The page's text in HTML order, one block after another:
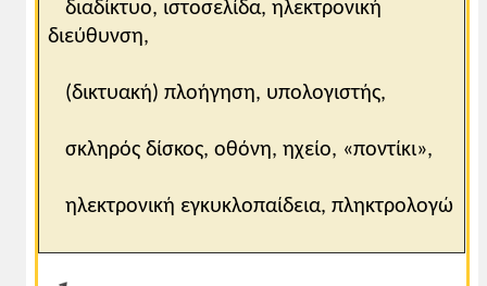
διαδίκτυο, ιστοσελίδα, ηλεκτρονική
διεύθυνση,
(δικτυακή) πλοήγηση, υπολογιστής,
σκληρός δίσκος, οθόνη, ηχείο, «ποντίκι»,
ηλεκτρονική εγκυκλοπαίδεια, πληκτρολογώ